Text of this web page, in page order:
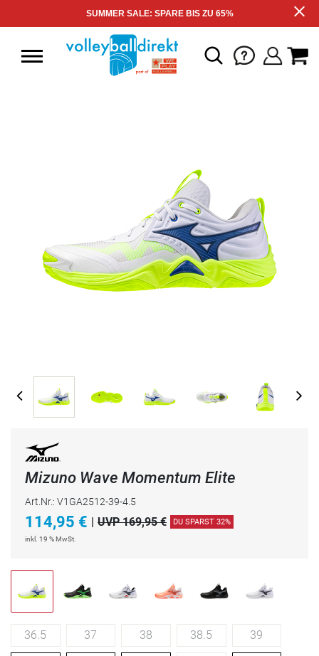
SUMMER SALE: SPARE BIS ZU 65%
Mizuno Wave Momentum Elite
Art.Nr.: V1GA2512-39-4.5
114,95 € | UVP 169,95 € DU SPARST 32%
inkl. 19 % MwSt.
36.5 37 38 38.5 39